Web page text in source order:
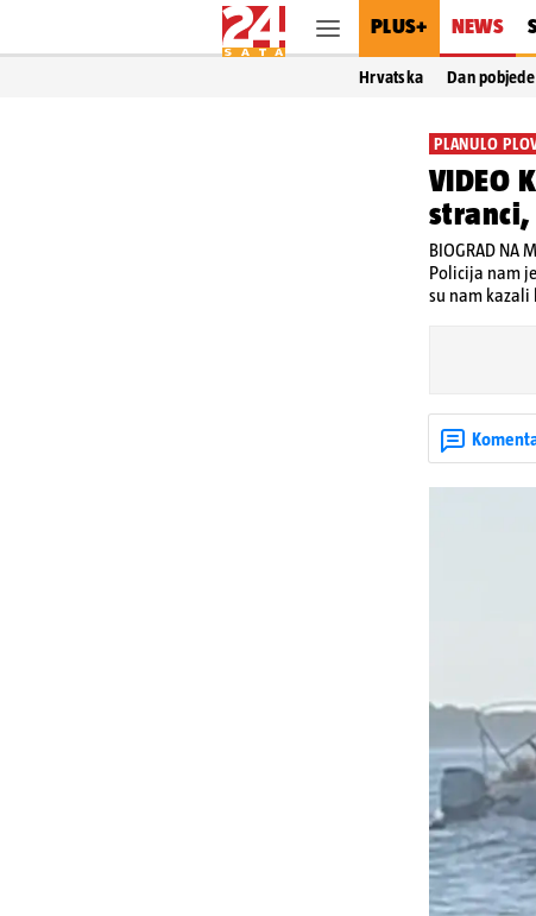
PLUS+ NEWS
Hrvatska Dan pobjede
PLANULO
VIDEO
BIOGRAD
Policija nam
su nam